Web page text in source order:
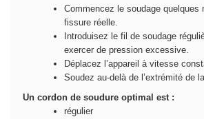
Commencez le soudage quelques
fissure réelle.
Introduisez le fil de soudage
exercer de pression excessive.
Déplacez l’appareil à vitesse
Soudez au-delà de l’extrémité de
Un cordon de soudure optimal est :
régulier